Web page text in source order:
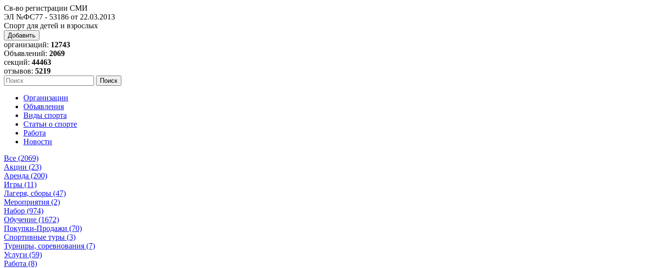
Св-во регистрации СМИ
ЭЛ №ФС77 - 53186 от 22.03.2013
Спорт для детей и взрослых
Добавить
организаций: 12743
Объявлений: 2069
секций: 44463
отзывов: 5219
Организации
Объявления
Виды спорта
Статьи о спорте
Работа
Новости
Все (2069)
Акции (23)
Аренда (200)
Игры (11)
Лагеря, сборы (47)
Мероприятия (2)
Набор (974)
Обучение (1672)
Покупки-Продажи (70)
Спортивные туры (3)
Турниры, соревнования (7)
Услуги (59)
Работа (8)